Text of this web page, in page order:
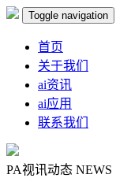
Toggle navigation
首页
关于我们
ai资讯
ai应用
联系我们
PA视讯动态 NEWS